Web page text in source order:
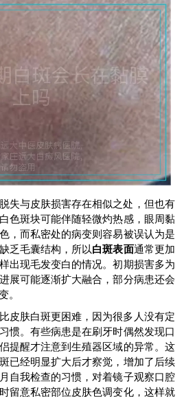
失与皮肤损害存在相似之处，但也有
色斑块可能伴随轻微灼热感，眼周黏
，而私密处的病变则容易被误认为是
乏毛囊结构，所以白斑表面通常更加
出现毛发变白的情况。初期损害多为
展可能逐渐扩大融合，部分病患还会
。
皮肤白斑更困难，因为很多人没有定
惯。有些病患是在刷牙时偶然发现口
提醒才注意到生殖器区域的异常。这
已经明显扩大后才察觉，增加了后续
自我检查的习惯，对着镜子观察口腔
留意私密部位皮肤色调变化，这样就